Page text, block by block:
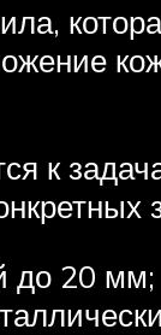
к
до 20 мм;